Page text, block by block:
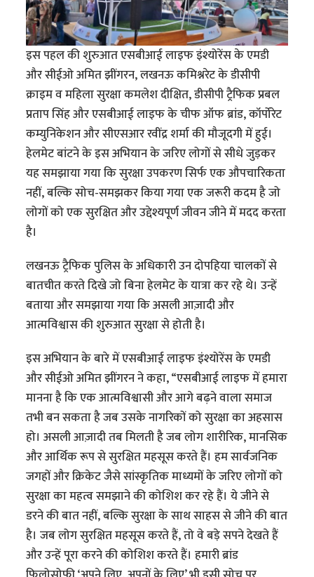
इस पहल की शुरुआत एसबीआई लाइफ इंश्योरेंस के एमडी
और सीईओ अमित झींगरन, लखनऊ कमिश्नरेट के डीसीपी
क्राइम व महिला सुरक्षा कमलेश दीक्षित, डीसीपी ट्रैफिक प्रबल
प्रताप सिंह और एसबीआई लाइफ के चीफ ऑफ ब्रांड, कॉर्पोरेट
कम्युनिकेशन और सीएसआर रवींद्र शर्मा की मौजूदगी में हुई।
हेलमेट बांटने के इस अभियान के जरिए लोगों से सीधे जुड़कर
यह समझाया गया कि सुरक्षा उपकरण सिर्फ एक औपचारिकता
नहीं, बल्कि सोच-समझकर किया गया एक जरूरी कदम है जो
लोगों को एक सुरक्षित और उद्देश्यपूर्ण जीवन जीने में मदद करता
है।
लखनऊ ट्रैफिक पुलिस के अधिकारी उन दोपहिया चालकों से
बातचीत करते दिखे जो बिना हेलमेट के यात्रा कर रहे थे। उन्हें
बताया और समझाया गया कि असली आज़ादी और
आत्मविश्वास की शुरुआत सुरक्षा से होती है।
इस अभियान के बारे में एसबीआई लाइफ इंश्योरेंस के एमडी
और सीईओ अमित झींगरन ने कहा, “एसबीआई लाइफ में हमारा
मानना है कि एक आत्मविश्वासी और आगे बढ़ने वाला समाज
तभी बन सकता है जब उसके नागरिकों को सुरक्षा का अहसास
हो। असली आज़ादी तब मिलती है जब लोग शारीरिक, मानसिक
और आर्थिक रूप से सुरक्षित महसूस करते हैं। हम सार्वजनिक
जगहों और क्रिकेट जैसे सांस्कृतिक माध्यमों के जरिए लोगों को
सुरक्षा का महत्व समझाने की कोशिश कर रहे हैं। ये जीने से
डरने की बात नहीं, बल्कि सुरक्षा के साथ साहस से जीने की बात
है। जब लोग सुरक्षित महसूस करते हैं, तो वे बड़े सपने देखते हैं
और उन्हें पूरा करने की कोशिश करते हैं। हमारी ब्रांड